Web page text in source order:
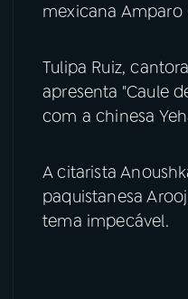
mexicana Amparo
Tulipa Ruiz,
apresenta "Caule
com a chinesa
A citarista
paquistanesa
tema impecável.